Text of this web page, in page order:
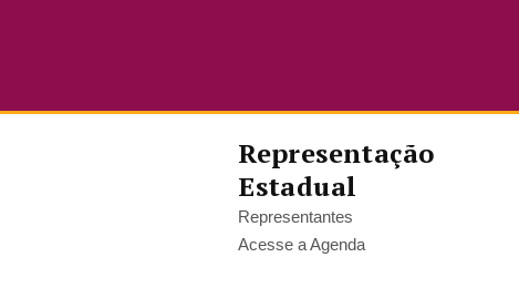
Representação
Estadual
Representantes
Acesse a Agenda